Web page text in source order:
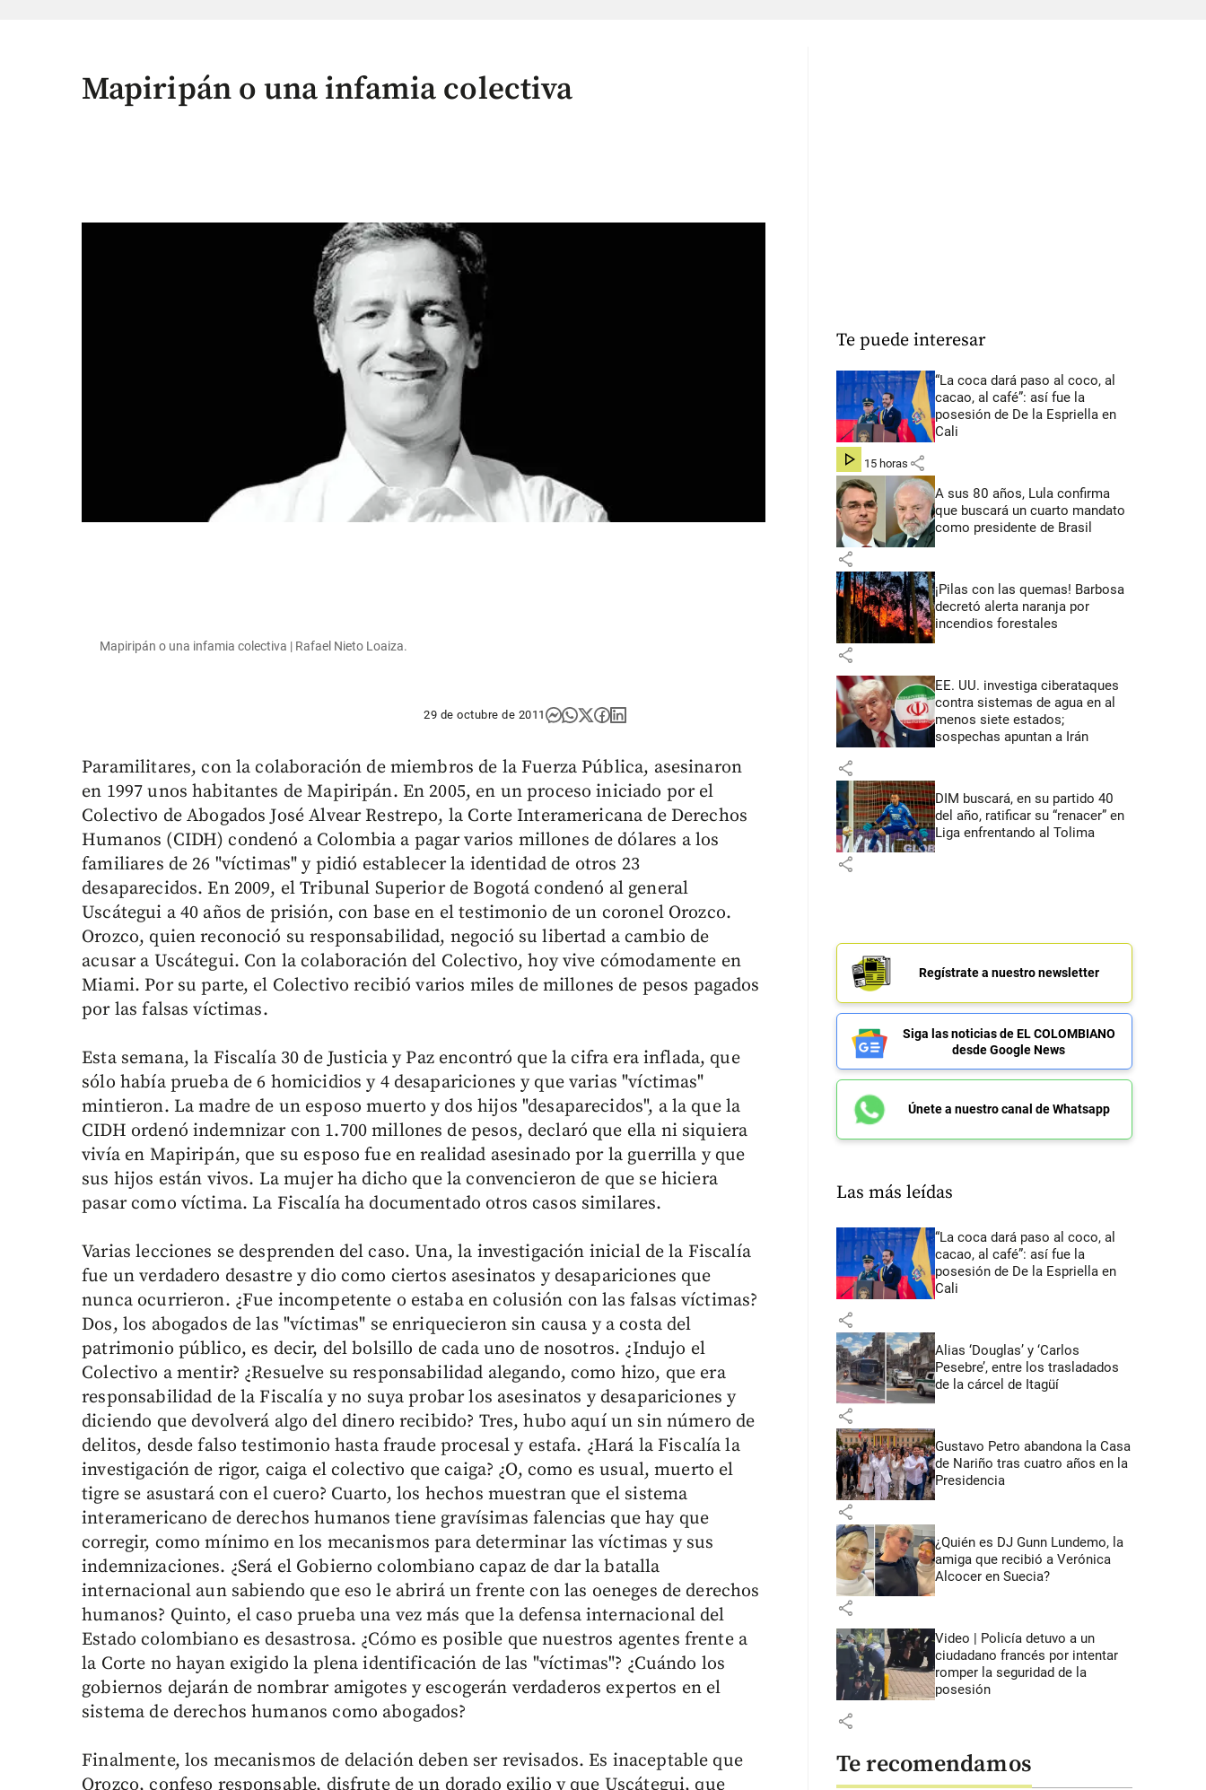
Mapiripán o una infamia colectiva
Mapiripán o una infamia colectiva | Rafael Nieto Loaiza.
29 de octubre de 2011
Paramilitares, con la colaboración de miembros de la Fuerza Pública, asesinaron
en 1997 unos habitantes de Mapiripán. En 2005, en un proceso iniciado por el
Colectivo de Abogados José Alvear Restrepo, la Corte Interamericana de Derechos
Humanos (CIDH) condenó a Colombia a pagar varios millones de dólares a los
familiares de 26 "víctimas" y pidió establecer la identidad de otros 23
desaparecidos. En 2009, el Tribunal Superior de Bogotá condenó al general
Uscátegui a 40 años de prisión, con base en el testimonio de un coronel Orozco.
Orozco, quien reconoció su responsabilidad, negoció su libertad a cambio de
acusar a Uscátegui. Con la colaboración del Colectivo, hoy vive cómodamente en
Miami. Por su parte, el Colectivo recibió varios miles de millones de pesos pagados
por las falsas víctimas.
Esta semana, la Fiscalía 30 de Justicia y Paz encontró que la cifra era inflada, que
sólo había prueba de 6 homicidios y 4 desapariciones y que varias "víctimas"
mintieron. La madre de un esposo muerto y dos hijos "desaparecidos", a la que la
CIDH ordenó indemnizar con 1.700 millones de pesos, declaró que ella ni siquiera
vivía en Mapiripán, que su esposo fue en realidad asesinado por la guerrilla y que
sus hijos están vivos. La mujer ha dicho que la convencieron de que se hiciera
pasar como víctima. La Fiscalía ha documentado otros casos similares.
Varias lecciones se desprenden del caso. Una, la investigación inicial de la Fiscalía
fue un verdadero desastre y dio como ciertos asesinatos y desapariciones que
nunca ocurrieron. ¿Fue incompetente o estaba en colusión con las falsas víctimas?
Dos, los abogados de las "víctimas" se enriquecieron sin causa y a costa del
patrimonio público, es decir, del bolsillo de cada uno de nosotros. ¿Indujo el
Colectivo a mentir? ¿Resuelve su responsabilidad alegando, como hizo, que era
responsabilidad de la Fiscalía y no suya probar los asesinatos y desapariciones y
diciendo que devolverá algo del dinero recibido? Tres, hubo aquí un sin número de
delitos, desde falso testimonio hasta fraude procesal y estafa. ¿Hará la Fiscalía la
investigación de rigor, caiga el colectivo que caiga? ¿O, como es usual, muerto el
tigre se asustará con el cuero? Cuarto, los hechos muestran que el sistema
interamericano de derechos humanos tiene gravísimas falencias que hay que
corregir, como mínimo en los mecanismos para determinar las víctimas y sus
indemnizaciones. ¿Será el Gobierno colombiano capaz de dar la batalla
internacional aun sabiendo que eso le abrirá un frente con las oeneges de derechos
humanos? Quinto, el caso prueba una vez más que la defensa internacional del
Estado colombiano es desastrosa. ¿Cómo es posible que nuestros agentes frente a
la Corte no hayan exigido la plena identificación de las "víctimas"? ¿Cuándo los
gobiernos dejarán de nombrar amigotes y escogerán verdaderos expertos en el
sistema de derechos humanos como abogados?
Finalmente, los mecanismos de delación deben ser revisados. Es inaceptable que
Orozco, confeso responsable, disfrute de un dorado exilio y que Uscátegui, que
Te puede interesar
“La coca dará paso al coco, al
cacao, al café”: así fue la
posesión de De la Espriella en
Cali
hace 15 horas share
A sus 80 años, Lula confirma
que buscará un cuarto mandato
como presidente de Brasil
share
¡Pilas con las quemas! Barbosa
decretó alerta naranja por
incendios forestales
share
EE. UU. investiga ciberataques
contra sistemas de agua en al
menos siete estados;
sospechas apuntan a Irán
share
DIM buscará, en su partido 40
del año, ratificar su “renacer” en
Liga enfrentando al Tolima
share
Regístrate a nuestro newsletter
Siga las noticias de EL COLOMBIANO
desde Google News
Únete a nuestro canal de Whatsapp
Las más leídas
“La coca dará paso al coco, al
cacao, al café”: así fue la
posesión de De la Espriella en
Cali
share
Alias ‘Douglas’ y ‘Carlos
Pesebre’, entre los trasladados
de la cárcel de Itagüí
share
Gustavo Petro abandona la Casa
de Nariño tras cuatro años en la
Presidencia
share
¿Quién es DJ Gunn Lundemo, la
amiga que recibió a Verónica
Alcocer en Suecia?
share
Video | Policía detuvo a un
ciudadano francés por intentar
romper la seguridad de la
posesión
share
Te recomendamos